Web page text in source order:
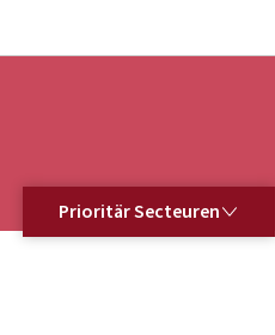
Prioritär Secteuren